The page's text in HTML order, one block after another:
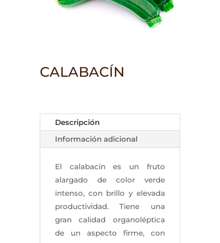
CALABACÍN
Descripción
Información adicional
El calabacín es un fruto
alargado de color verde
intenso, con brillo y elevada
productividad. Tiene una
gran calidad organoléptica
de un aspecto firme, con